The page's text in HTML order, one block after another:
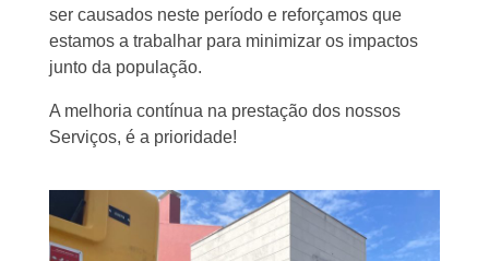
ser causados neste período e reforçamos que
estamos a trabalhar para minimizar os impactos
junto da população.
A melhoria contínua na prestação dos nossos
Serviços, é a prioridade!